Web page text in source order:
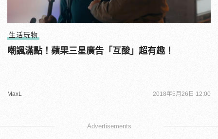
生活玩物
嘲諷滿點！蘋果三星廣告「互酸」超有趣！
MaxL 2018年5月26日 12:00
Advertisements